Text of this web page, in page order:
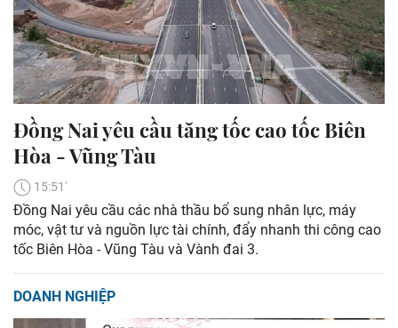
Đồng Nai yêu cầu tăng tốc cao tốc Biên
Hòa - Vũng Tàu
15:51'
Đồng Nai yêu cầu các nhà thầu bổ sung nhân lực, máy
móc, vật tư và nguồn lực tài chính, đẩy nhanh thi công cao
tốc Biên Hòa - Vũng Tàu và Vành đai 3.
DOANH NGHIỆP